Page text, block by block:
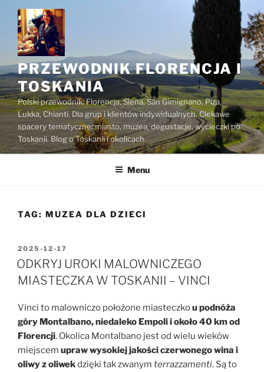
Przejdź
treści
PRZEWODNIK FLORENCJA I
TOSKANIA
Polski przewodnik: Florencja, Siena, San Gimignano, Piza,
Lukka, Chianti. Dla grup i klientów indywidualnych. Ciekawe
spacery tematyczne: miasto, muzea, degustacje, wycieczki po
Toskanii. Blog o Toskanii i okolicach.
Menu
TAG: MUZEA DLA DZIECI
OPUBLIKOWANE
W
2025-12-17
ODKRYJ UROKI MALOWNICZEGO
MIASTECZKA W TOSKANII – VINCI
Vinci to malowniczo położone miasteczkou podnóża
góry Montalbano, niedaleko Empoli i około 40 km od
Florencji. Okolica Montalbano jest od wielu wieków
miejscem upraw wysokiej jakości czerwonego wina i
oliwy z oliwekdzięki tak zwanym terrazzamenti. Są to